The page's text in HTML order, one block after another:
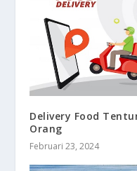
Delivery Food
Orang
Februari 23, 2024